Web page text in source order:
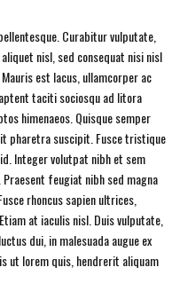
Curabitur vulputate,
nisl, sed consequat nisi nisl
est lacus, ullamcorper ac
taciti sociosqu ad litora
himenaeos. Quisque semper
pharetra suscipit. Fusce tristique
Integer volutpat nibh et sem
feugiat nibh sed magna
rhoncus sapien ultrices,
at iaculis nisl. Duis vulputate,
dui, in malesuada augue ex
ut lorem quis, hendrerit aliquam